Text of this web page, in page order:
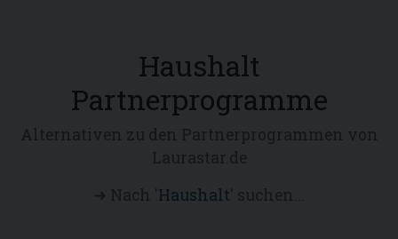
Haushalt
Partnerprogramme
Haushalt